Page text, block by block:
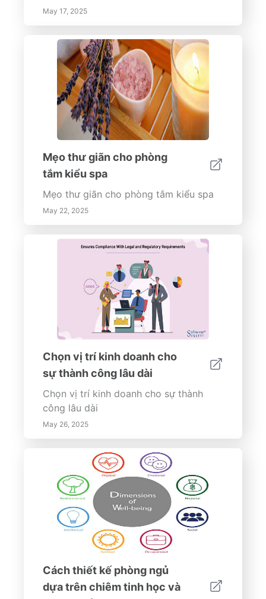
May 17, 2025
Mẹo thư giãn cho phòng
tắm kiểu spa
Mẹo thư giãn cho phòng tắm kiểu spa
May 22, 2025
Chọn vị trí kinh doanh cho
sự thành công lâu dài
Chọn vị trí kinh doanh cho sự thành
công lâu dài
May 26, 2025
Cách thiết kế phòng ngủ
dựa trên chiêm tinh học và